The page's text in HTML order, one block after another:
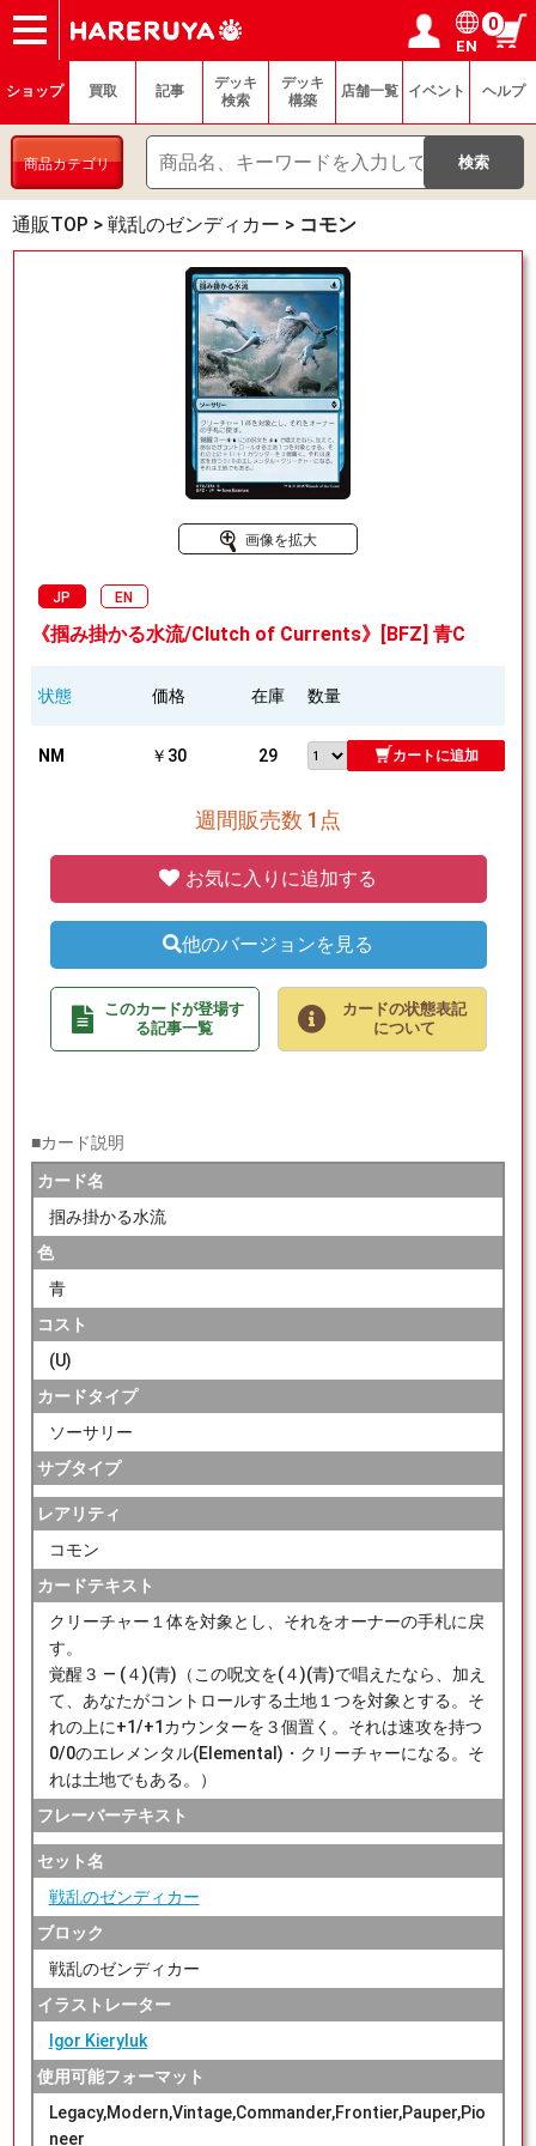
ショップ
買取
記事
デッキ検索
デッキ構築
選手一覧
店舗一覧
イベント
ヘルプ
お問い合わせ ログイン／会員登録
マイページ
EN
0
ショップ 買取 記事
デッキ
検索
デッキ
構築
店舗一覧 イベント ヘルプ
商品カテゴリ
通販TOP > 戦乱のゼンディカー > コモン
画像を拡大
JP EN
《掴み掛かる水流/Clutch of Currents》[BFZ] 青C
状態 価格 在庫 数量
NM ￥30 29 カートに追加
週間販売数 1点
お気に入りに追加する
他のバージョンを見る
このカードが登場す
る記事一覧
カードの状態表記
について
■カード説明
カード名
掴み掛かる水流
色
青
コスト
(U)
カードタイプ
ソーサリー
サブタイプ
レアリティ
コモン
カードテキスト
クリーチャー１体を対象とし、それをオーナーの手札に戻
す。
覚醒３ ― (４)(青)（この呪文を(４)(青)で唱えたなら、加え
て、あなたがコントロールする土地１つを対象とする。そ
れの上に+1/+1カウンターを３個置く。それは速攻を持つ
0/0のエレメンタル(Elemental)・クリーチャーになる。そ
れは土地でもある。）
フレーバーテキスト
セット名
戦乱のゼンディカー
ブロック
戦乱のゼンディカー
イラストレーター
Igor Kieryluk
使用可能フォーマット
Legacy,Modern,Vintage,Commander,Frontier,Pauper,Pio
neer